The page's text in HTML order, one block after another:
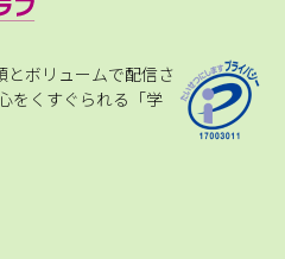
とボリュームで配信さ
をくすぐられる「学